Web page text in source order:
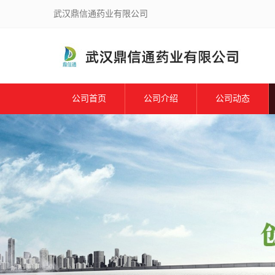
武汉鼎信通药业有限公司
公司首页 公司介绍 公司动态